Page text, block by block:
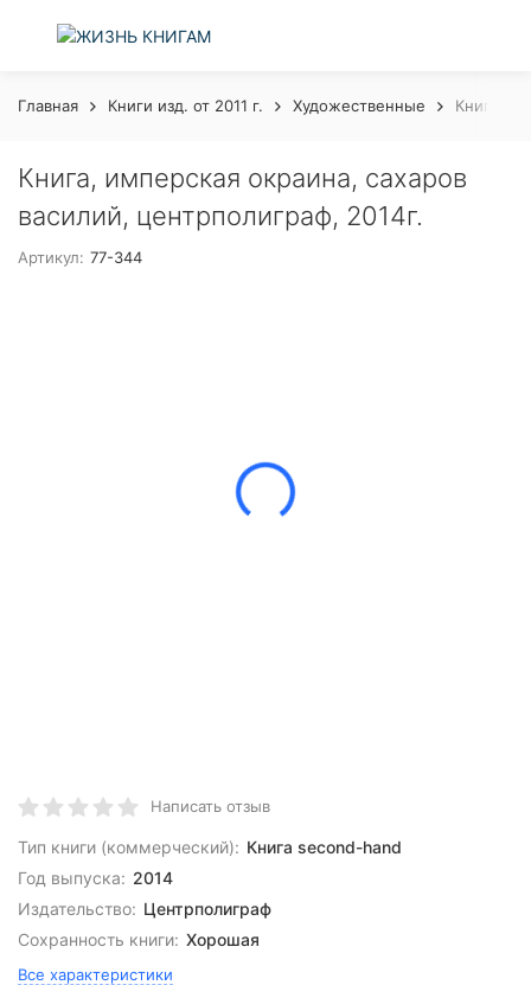
Главная Книги изд. от 2011 г. Художественные Книга,
Книга, имперская окраина, сахаров
василий, центрполиграф, 2014г.
Артикул: 77-344
Написать отзыв
Тип книги (коммерческий): Книга second-hand
Год выпуска: 2014
Издательство: Центрполиграф
Сохранность книги: Хорошая
Все характеристики